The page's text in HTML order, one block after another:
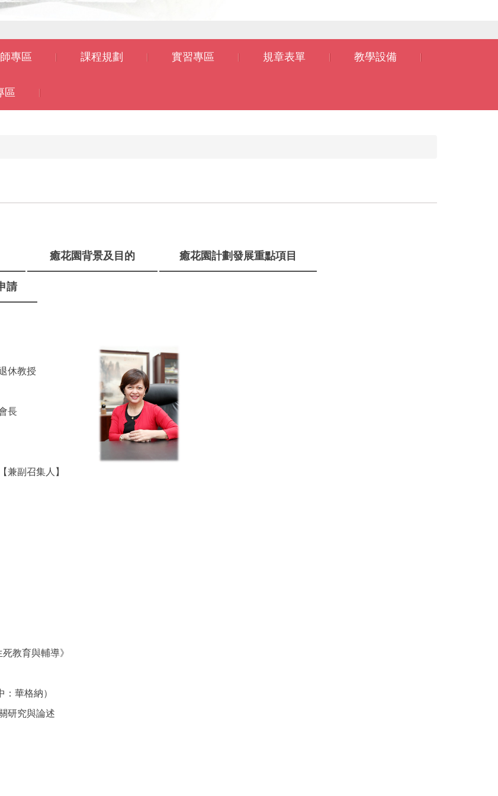
專區 課程規劃 實習專區 規章表單 教學設備
區
癒花園背景及目的 癒花園計劃發展重點項目
請
休教授
長
副召集人】
教育與輔導》
華格納）
研究與論述